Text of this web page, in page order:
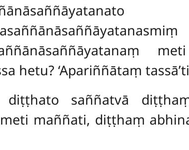
hetu? ‘Apariññātaṃ
saññatvā
maññati, diṭṭhaṃ